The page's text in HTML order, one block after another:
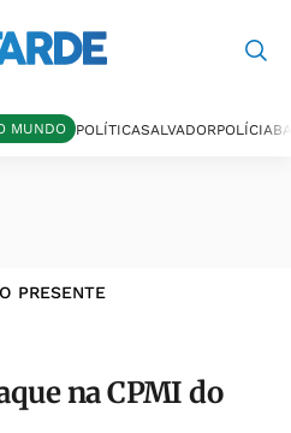
MUNDO POLÍTICASALVADORPOLÍCIA
PRESENTE
na CPMI do